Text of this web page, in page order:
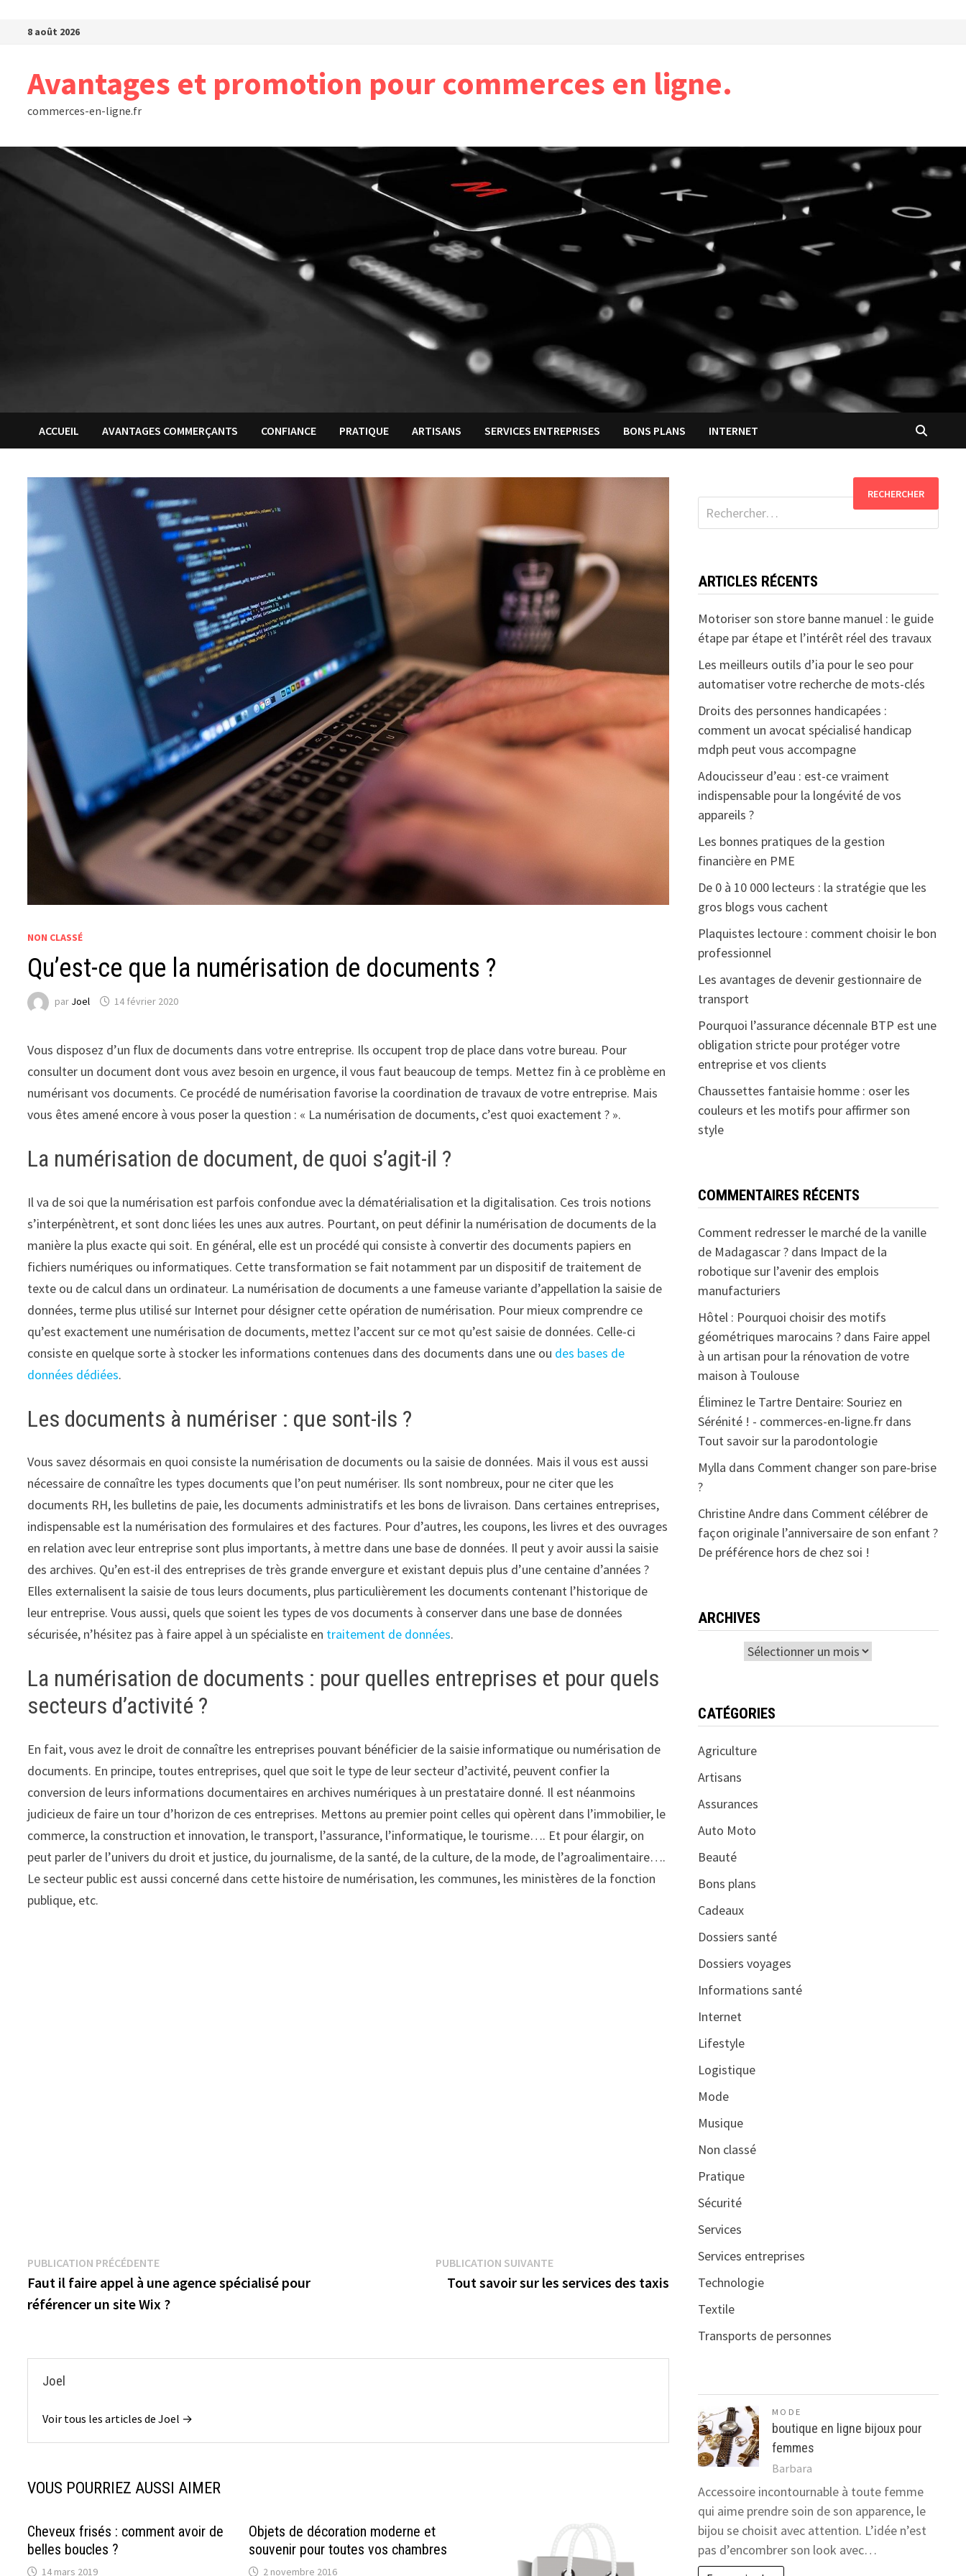
8 août 2026
Avantages et promotion pour commerces en ligne.
commerces-en-ligne.fr
ACCUEIL AVANTAGES COMMERÇANTS CONFIANCE PRATIQUE ARTISANS SERVICES ENTREPRISES BONS PLANS INTERNET
NON CLASSÉ
Qu’est-ce que la numérisation de documents ?
par Joel 14 février 2020
Vous disposez d’un flux de documents dans votre entreprise. Ils occupent trop de place dans votre bureau. Pour
consulter un document dont vous avez besoin en urgence, il vous faut beaucoup de temps. Mettez fin à ce problème en
numérisant vos documents. Ce procédé de numérisation favorise la coordination de travaux de votre entreprise. Mais
vous êtes amené encore à vous poser la question : « La numérisation de documents, c’est quoi exactement ? ».
La numérisation de document, de quoi s’agit-il ?
Il va de soi que la numérisation est parfois confondue avec la dématérialisation et la digitalisation. Ces trois notions
s’interpénètrent, et sont donc liées les unes aux autres. Pourtant, on peut définir la numérisation de documents de la
manière la plus exacte qui soit. En général, elle est un procédé qui consiste à convertir des documents papiers en
fichiers numériques ou informatiques. Cette transformation se fait notamment par un dispositif de traitement de
texte ou de calcul dans un ordinateur. La numérisation de documents a une fameuse variante d’appellation la saisie de
données, terme plus utilisé sur Internet pour désigner cette opération de numérisation. Pour mieux comprendre ce
qu’est exactement une numérisation de documents, mettez l’accent sur ce mot qu’est saisie de données. Celle-ci
consiste en quelque sorte à stocker les informations contenues dans des documents dans une ou des bases de
données dédiées.
Les documents à numériser : que sont-ils ?
Vous savez désormais en quoi consiste la numérisation de documents ou la saisie de données. Mais il vous est aussi
nécessaire de connaître les types documents que l’on peut numériser. Ils sont nombreux, pour ne citer que les
documents RH, les bulletins de paie, les documents administratifs et les bons de livraison. Dans certaines entreprises,
indispensable est la numérisation des formulaires et des factures. Pour d’autres, les coupons, les livres et des ouvrages
en relation avec leur entreprise sont plus importants, à mettre dans une base de données. Il peut y avoir aussi la saisie
des archives. Qu’en est-il des entreprises de très grande envergure et existant depuis plus d’une centaine d’années ?
Elles externalisent la saisie de tous leurs documents, plus particulièrement les documents contenant l’historique de
leur entreprise. Vous aussi, quels que soient les types de vos documents à conserver dans une base de données
sécurisée, n’hésitez pas à faire appel à un spécialiste en traitement de données.
La numérisation de documents : pour quelles entreprises et pour quels
secteurs d’activité ?
En fait, vous avez le droit de connaître les entreprises pouvant bénéficier de la saisie informatique ou numérisation de
documents. En principe, toutes entreprises, quel que soit le type de leur secteur d’activité, peuvent confier la
conversion de leurs informations documentaires en archives numériques à un prestataire donné. Il est néanmoins
judicieux de faire un tour d’horizon de ces entreprises. Mettons au premier point celles qui opèrent dans l’immobilier, le
commerce, la construction et innovation, le transport, l’assurance, l’informatique, le tourisme…. Et pour élargir, on
peut parler de l’univers du droit et justice, du journalisme, de la santé, de la culture, de la mode, de l’agroalimentaire….
Le secteur public est aussi concerné dans cette histoire de numérisation, les communes, les ministères de la fonction
publique, etc.
Navigation
de
PUBLICATION PRÉCÉDENTE
Faut il faire appel à une agence spécialisé pour
référencer un site Wix ?
PUBLICATION SUIVANTE
Tout savoir sur les services des taxis
Joel
Voir tous les articles de Joel →
VOUS POURRIEZ AUSSI AIMER
Cheveux frisés : comment avoir de
belles boucles ?
14 mars 2019
Objets de décoration moderne et
souvenir pour toutes vos chambres
2 novembre 2016
ARTICLES RÉCENTS
Motoriser son store banne manuel : le guide
étape par étape et l’intérêt réel des travaux
Les meilleurs outils d’ia pour le seo pour
automatiser votre recherche de mots-clés
Droits des personnes handicapées :
comment un avocat spécialisé handicap
mdph peut vous accompagne
Adoucisseur d’eau : est-ce vraiment
indispensable pour la longévité de vos
appareils ?
Les bonnes pratiques de la gestion
financière en PME
De 0 à 10 000 lecteurs : la stratégie que les
gros blogs vous cachent
Plaquistes lectoure : comment choisir le bon
professionnel
Les avantages de devenir gestionnaire de
transport
Pourquoi l’assurance décennale BTP est une
obligation stricte pour protéger votre
entreprise et vos clients
Chaussettes fantaisie homme : oser les
couleurs et les motifs pour affirmer son
style
COMMENTAIRES RÉCENTS
Comment redresser le marché de la vanille
de Madagascar ?dans Impact de la
robotique sur l’avenir des emplois
manufacturiers
Hôtel : Pourquoi choisir des motifs
géométriques marocains ?dans Faire appel
à un artisan pour la rénovation de votre
maison à Toulouse
Éliminez le Tartre Dentaire: Souriez en
Sérénité ! - commerces-en-ligne.frdans
Tout savoir sur la parodontologie
Mylla dans Comment changer son pare-brise
?
Christine Andredans Comment célébrer de
façon originale l’anniversaire de son enfant ?
De préférence hors de chez soi !
ARCHIVES
CATÉGORIES
Agriculture
Artisans
Assurances
Auto Moto
Beauté
Bons plans
Cadeaux
Dossiers santé
Dossiers voyages
Informations santé
Internet
Lifestyle
Logistique
Mode
Musique
Non classé
Pratique
Sécurité
Services
Services entreprises
Technologie
Textile
Transports de personnes
MODE
boutique en ligne bijoux pour
femmes
Barbara
Accessoire incontournable à toute femme
qui aime prendre soin de son apparence, le
bijou se choisit avec attention. L’idée n’est
pas d’encombrer son look avec…